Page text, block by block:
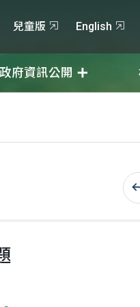
兒童版 English
政府資訊公開